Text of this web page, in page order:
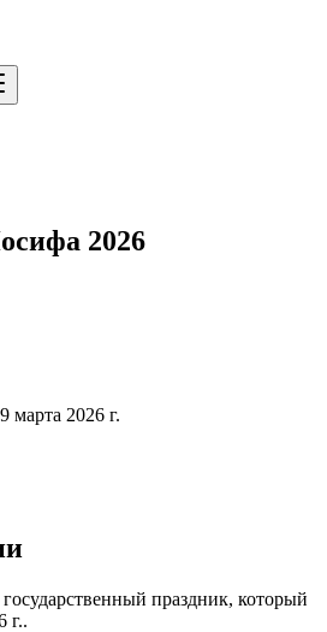
2026
марта 2026 г.
праздник, который
г..